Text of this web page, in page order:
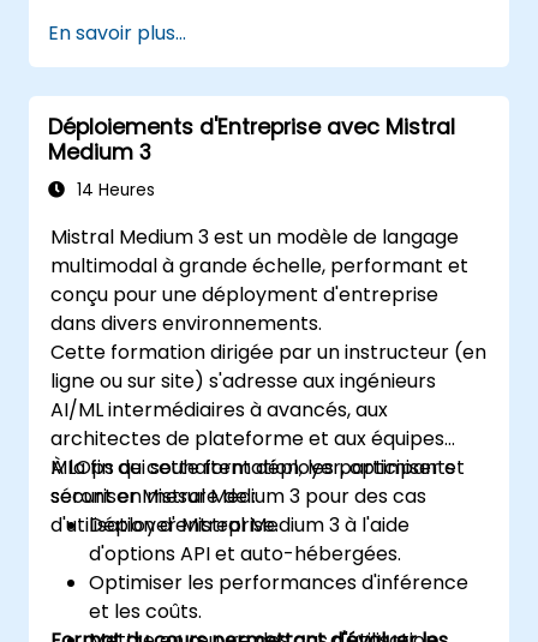
En savoir plus...
Déploiements d'Entreprise avec Mistral
Medium 3
14 Heures
Mistral Medium 3 est un modèle de langage
multimodal à grande échelle, performant et
conçu pour une déployment d'entreprise
dans divers environnements.
Cette formation dirigée par un instructeur (en
ligne ou sur site) s'adresse aux ingénieurs
AI/ML intermédiaires à avancés, aux
architectes de plateforme et aux équipes
MLOps qui souhaitent déployer, optimiser et
sécuriser Mistral Medium 3 pour des cas
d'utilisation d'entreprise.
À la fin de cette formation, les participants
seront en mesure de :
Déployer Mistral Medium 3 à l'aide
d'options API et auto-hébergées.
Optimiser les performances d'inférence
et les coûts.